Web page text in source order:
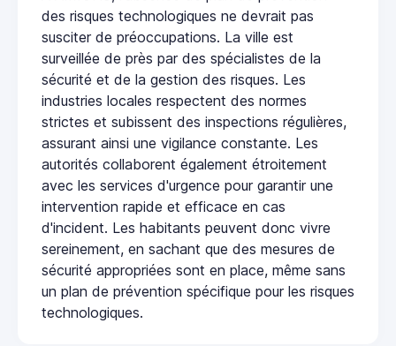
des risques technologiques ne devrait pas
susciter de préoccupations. La ville est
surveillée de près par des spécialistes de la
sécurité et de la gestion des risques. Les
industries locales respectent des normes
strictes et subissent des inspections régulières,
assurant ainsi une vigilance constante. Les
autorités collaborent également étroitement
avec les services d'urgence pour garantir une
intervention rapide et efficace en cas
d'incident. Les habitants peuvent donc vivre
sereinement, en sachant que des mesures de
sécurité appropriées sont en place, même sans
un plan de prévention spécifique pour les risques
technologiques.